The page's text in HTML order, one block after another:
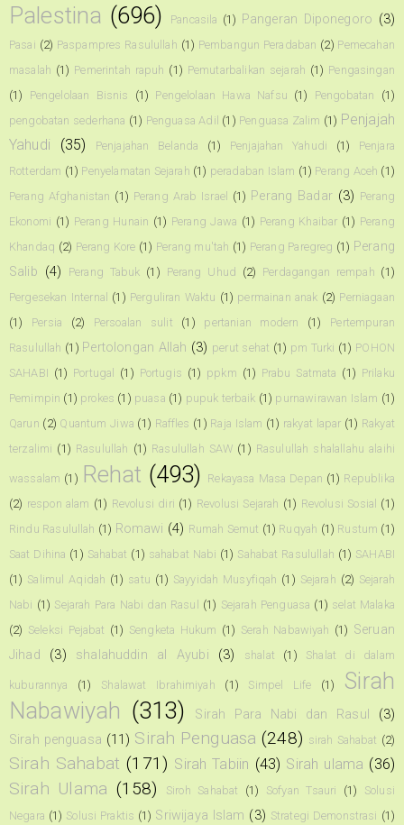
Palestina (696) Pancasila (1) Pangeran Diponegoro (3)
Pasai (2) Paspampres Rasulullah (1) Pembangun Peradaban (2) Pemecahan
masalah (1) Pemerintah rapuh (1) Pemutarbalikan sejarah (1) Pengasingan
(1)
Pengelolaan Bisnis (1) Pengelolaan Hawa Nafsu (1) Pengobatan
(1)
pengobatan sederhana (1) Penguasa Adil (1) Penguasa Zalim (1) Penjajah
Yahudi
(35) Penjajahan Belanda (1) Penjajahan Yahudi (1)
Penjara
Rotterdam (1) Penyelamatan Sejarah (1) peradaban Islam (1) Perang Aceh (1)
Perang Afghanistan (1) Perang Arab Israel (1) Perang Badar (3) Perang
Ekonomi (1) Perang Hunain (1) Perang Jawa (1) Perang Khaibar (1) Perang
Khandaq (2) Perang Kore (1) Perang mu'tah (1) Perang Paregreg (1) Perang
Salib (4) Perang Tabuk (1) Perang Uhud (2) Perdagangan rempah (1)
Pergesekan Internal (1) Perguliran Waktu (1) permainan anak (2) Perniagaan
(1)
Persia (2) Persoalan sulit (1) pertanian modern (1)
Pertempuran
Rasulullah (1) Pertolongan Allah (3) perut sehat (1) pm Turki (1) POHON
SAHABI (1) Portugal (1) Portugis (1) ppkm (1) Prabu Satmata (1) Prilaku
Pemimpin (1) prokes (1) puasa (1) pupuk terbaik (1) purnawirawan Islam (1)
Qarun (2) Quantum Jiwa (1) Raffles (1) Raja Islam (1) rakyat lapar (1) Rakyat
terzalimi (1) Rasulullah (1) Rasulullah SAW (1) Rasulullah shalallahu alaihi
wassalam (1) Rehat (493) Rekayasa Masa Depan (1) Republika
(2) respon alam (1) Revolusi diri (1) Revolusi Sejarah (1) Revolusi Sosial (1)
Rindu Rasulullah (1) Romawi (4) Rumah Semut (1) Ruqyah (1) Rustum (1)
Saat Dihina (1) Sahabat (1) sahabat Nabi (1) Sahabat Rasulullah (1) SAHABI
(1) Salimul Aqidah (1) satu (1) Sayyidah Musyfiqah (1) Sejarah (2) Sejarah
Nabi (1) Sejarah Para Nabi dan Rasul (1) Sejarah Penguasa (1) selat Malaka
(2) Seleksi Pejabat (1) Sengketa Hukum (1) Serah Nabawiyah (1) Seruan
Jihad
(3) shalahuddin al Ayubi (3) shalat (1) Shalat di dalam
kuburannya (1) Shalawat Ibrahimiyah (1) Simpel Life (1)
Sirah
Nabawiyah (313) Sirah Para Nabi dan Rasul
(3)
Sirah penguasa (11) Sirah Penguasa (248) sirah Sahabat (2)
Sirah Sahabat (171) Sirah Tabiin (43) Sirah ulama (36)
Sirah Ulama (158) Siroh Sahabat (1) Sofyan Tsauri (1)
Solusi
Negara (1) Solusi Praktis (1) Sriwijaya Islam (3) Strategi Demonstrasi (1)